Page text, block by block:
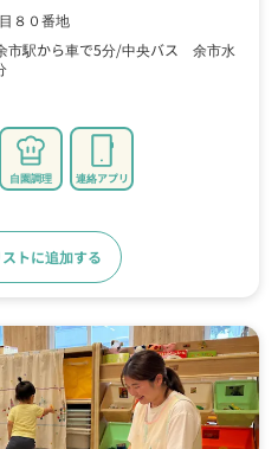
８０番地
市駅から車で5分 中央バス 余市水
自園調理 連絡アプリ
トに追加する